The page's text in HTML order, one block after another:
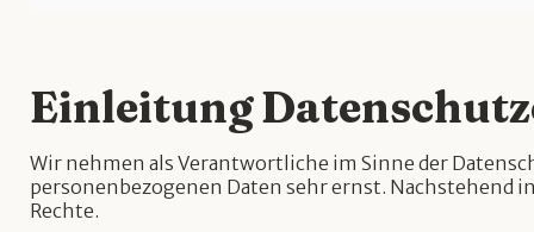
Einleitung
Wir nehmen als Verantwortliche im Sinne der
personenbezogenen Daten sehr ernst. Nachstehend
Rechte.